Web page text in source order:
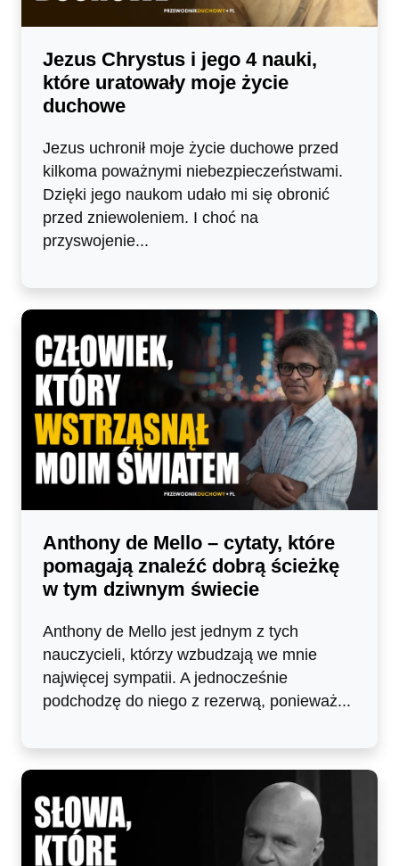
Jezus Chrystus i jego 4 nauki,
które uratowały moje życie
duchowe
Jezus uchronił moje życie duchowe przed
kilkoma poważnymi niebezpieczeństwami.
Dzięki jego naukom udało mi się obronić
przed zniewoleniem. I choć na
przyswojenie...
Anthony de Mello – cytaty, które
pomagają znaleźć dobrą ścieżkę
w tym dziwnym świecie
Anthony de Mello jest jednym z tych
nauczycieli, którzy wzbudzają we mnie
najwięcej sympatii. A jednocześnie
podchodzę do niego z rezerwą, ponieważ...